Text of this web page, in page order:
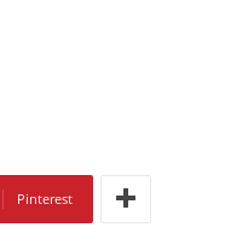
Pinterest